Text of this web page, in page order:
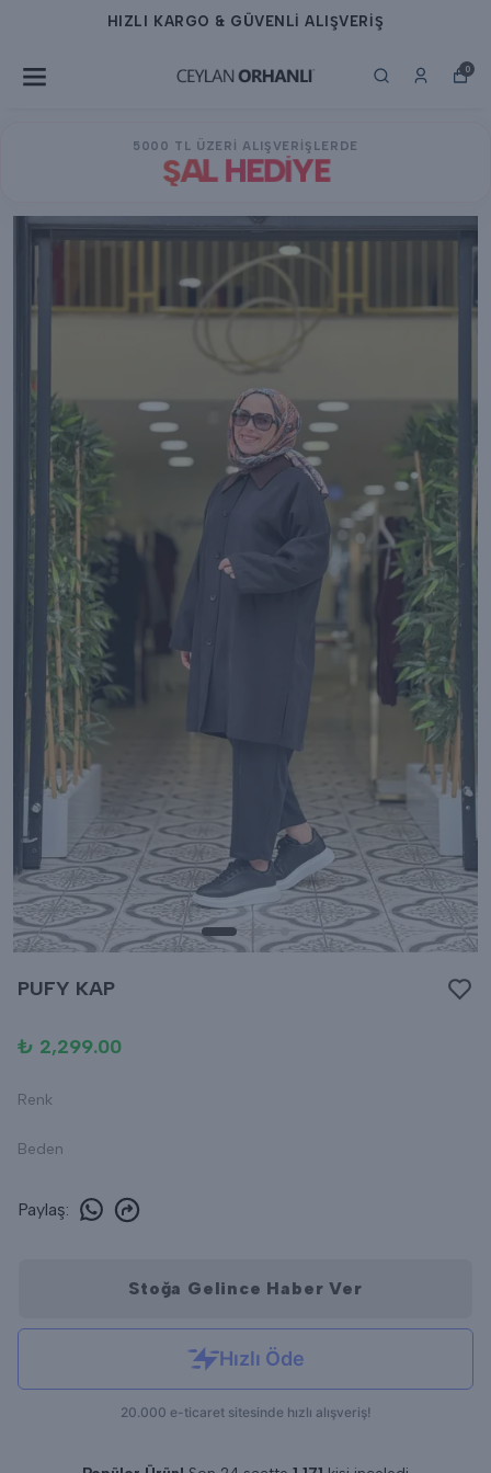
HIZLI KARGO & GÜVENLİ ALIŞVERİŞ
0
5000 TL ÜZERİ ALIŞVERİŞLERDE
ŞAL HEDİYE
PUFY KAP
₺ 2,299.00
Renk
Beden
Paylaş:
Stoğa Gelince Haber Ver